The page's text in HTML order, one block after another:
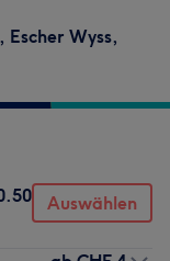
Escher Wyss,
Auswählen